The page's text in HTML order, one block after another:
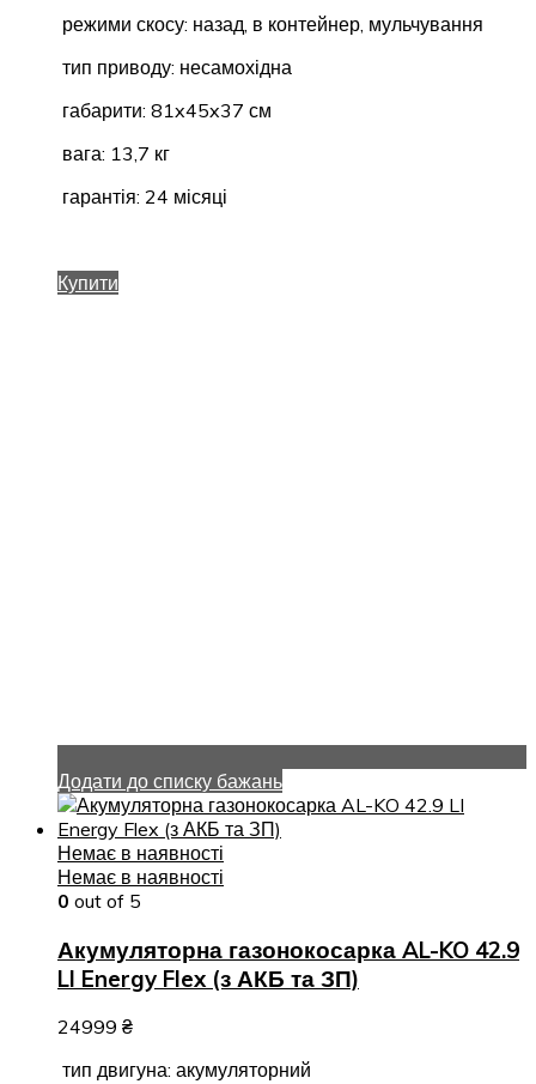
режими скосу: назад, в контейнер, мульчування
тип приводу: несамохідна
габарити: 81x45x37 см
вага: 13,7 кг
гарантія: 24 місяці
Купити
Додати до списку бажань
Немає в наявності
Немає в наявності
0 out of 5
Акумуляторна газонокосарка AL-KO 42.9
LI Energy Flex (з АКБ та ЗП)
24999 ₴
тип двигуна: акумуляторний